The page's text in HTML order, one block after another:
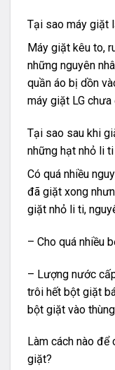
Tại sao máy giặt
Máy giặt kêu to,
những nguyên
quần áo bị dồn
máy giặt LG
Tại sao sau khi
những hạt nhỏ li
Có quá nhiều
đã giặt xong
giặt nhỏ li ti,
– Cho quá nhiều
– Lượng nước
trôi hết bột giặt
bột giặt vào
Làm cách nào
giặt?